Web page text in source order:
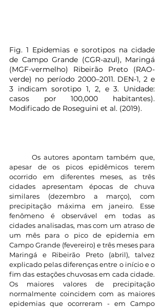
Fig. 1 Epidemias e sorotipos na cidade
de Campo Grande (CGR-azul), Maringá
(MGF-vermelho) Ribeirão Preto (RAO-
verde) no período 2000–2011. DEN-1, 2 e
3 indicam sorotipo 1, 2, e 3. Unidade:
casos por 100,000 habitantes).
Modificado de Roseguini et al. (2019).
apesar de os picos epidêmicos terem
ocorrido em diferentes meses, as três
cidades apresentam épocas de chuva
similares (dezembro a março), com
precipitação máxima em janeiro. Esse
fenômeno é observável em todas as
cidades analisadas, mas com um atraso de
um mês para o pico de epidemia em
Campo Grande (fevereiro) e três meses para
Maringá e Ribeirão Preto (abril), talvez
explicado pelas diferenças entre o início e o
fim das estações chuvosas em cada cidade.
Os maiores valores de precipitação
normalmente coincidem com as maiores
epidemias que ocorreram - em Campo